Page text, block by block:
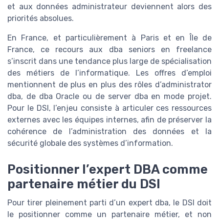
et aux données administrateur deviennent alors des
priorités absolues.
En France, et particulièrement à Paris et en Île de
France, ce recours aux dba seniors en freelance
s’inscrit dans une tendance plus large de spécialisation
des métiers de l’informatique. Les offres d’emploi
mentionnent de plus en plus des rôles d’administrator
dba, de dba Oracle ou de server dba en mode projet.
Pour le DSI, l’enjeu consiste à articuler ces ressources
externes avec les équipes internes, afin de préserver la
cohérence de l’administration des données et la
sécurité globale des systèmes d’information.
Positionner l’expert DBA comme
partenaire métier du DSI
Pour tirer pleinement parti d’un expert dba, le DSI doit
le positionner comme un partenaire métier, et non